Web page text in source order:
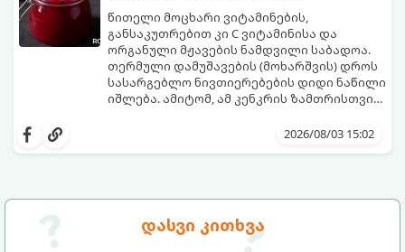
დასვი კითხვა
წითელი მოცხარი ვიტამინების,
განსაკუთრებით კი C ვიტამინისა და
ორგანული მჟავების ნამდვილი საბადოა.
თერმული დამუშავების (მოხარშვის) დროს
სასარგებლო ნივთიერებების დიდი ნაწილი
იშლება. ამიტომ, ამ კენკრის ზამთრისთვის
მომზადებაა - მოხარშვის გარეშე.
ბუნებრივ, კაშკაშა გემოს, არომატს და
2026/08/03 15:02